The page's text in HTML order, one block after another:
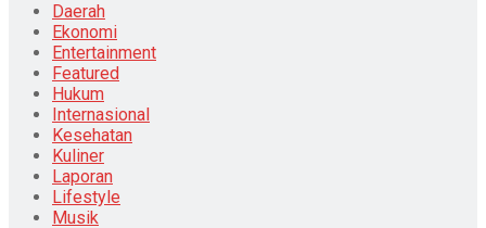
Daerah
Ekonomi
Entertainment
Featured
Hukum
Internasional
Kesehatan
Kuliner
Laporan
Lifestyle
Musik